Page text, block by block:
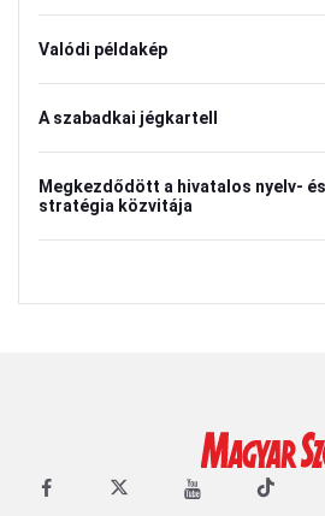
Valódi példakép
A szabadkai jégkartell
Megkezdődött a hivatalos nyelv-
stratégia közvitája